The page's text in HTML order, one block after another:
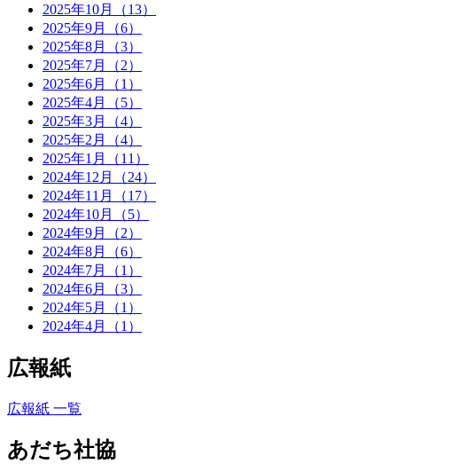
2025年10月（13）
2025年9月（6）
2025年8月（3）
2025年7月（2）
2025年6月（1）
2025年4月（5）
2025年3月（4）
2025年2月（4）
2025年1月（11）
2024年12月（24）
2024年11月（17）
2024年10月（5）
2024年9月（2）
2024年8月（6）
2024年7月（1）
2024年6月（3）
2024年5月（1）
2024年4月（1）
広報紙
広報紙 一覧
あだち社協